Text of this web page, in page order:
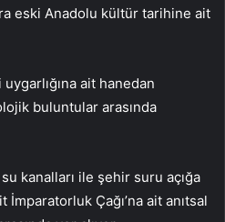
eski Anadolu kültür tarihine ait
ait hanedan
buluntular arasında
kanalları ile şehir suru açığa
Çağı’na ait anıtsal